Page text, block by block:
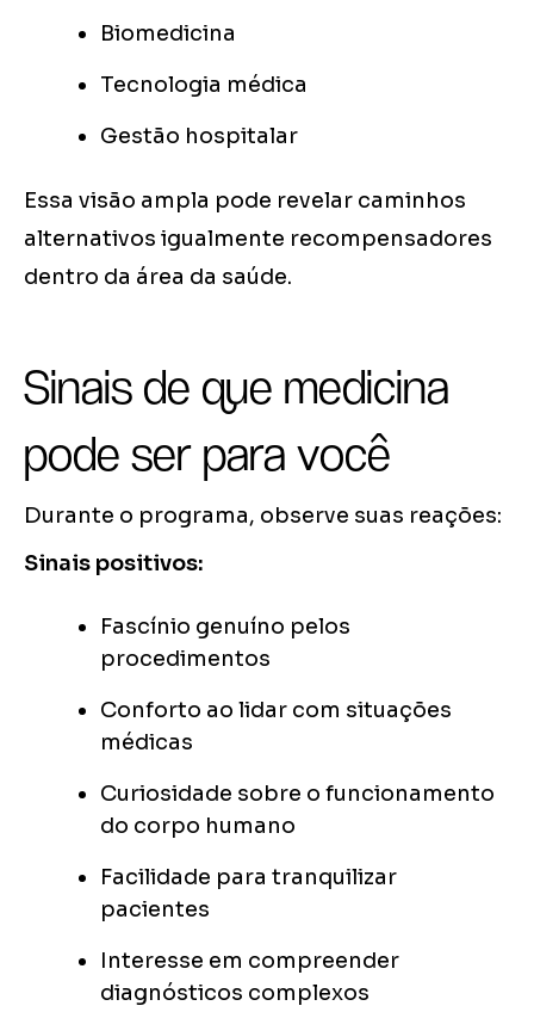
Biomedicina
Tecnologia médica
Gestão hospitalar
Essa visão ampla pode revelar caminhos
alternativos igualmente recompensadores
dentro da área da saúde.
Sinais de que medicina
pode ser para você
Durante o programa, observe suas reações:
Sinais positivos:
Fascínio genuíno pelos
procedimentos
Conforto ao lidar com situações
médicas
Curiosidade sobre o funcionamento
do corpo humano
Facilidade para tranquilizar
pacientes
Interesse em compreender
diagnósticos complexos